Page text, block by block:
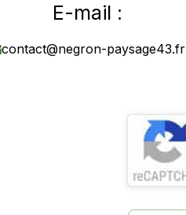
E-mail :
contact@negron-paysage43.fr